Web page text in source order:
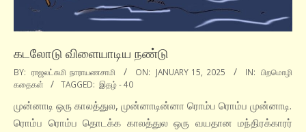
கடலோடு விளையாடிய நண்டு
2025-
01-
15
BY: ராஜலட்சுமி நாராயணசாமி ON: JANUARY 15, 2025 IN: பிறமொழி
கதைகள்
TAGGED: இதழ் - 40
முன்னாடி ஒரு காலத்துல, முன்னாடின்னா ரொம்ப ரொம்ப முன்னாடி.
ரொம்ப ரொம்ப தொடக்க காலத்துல ஒரு வயதான மந்திரக்காரர்